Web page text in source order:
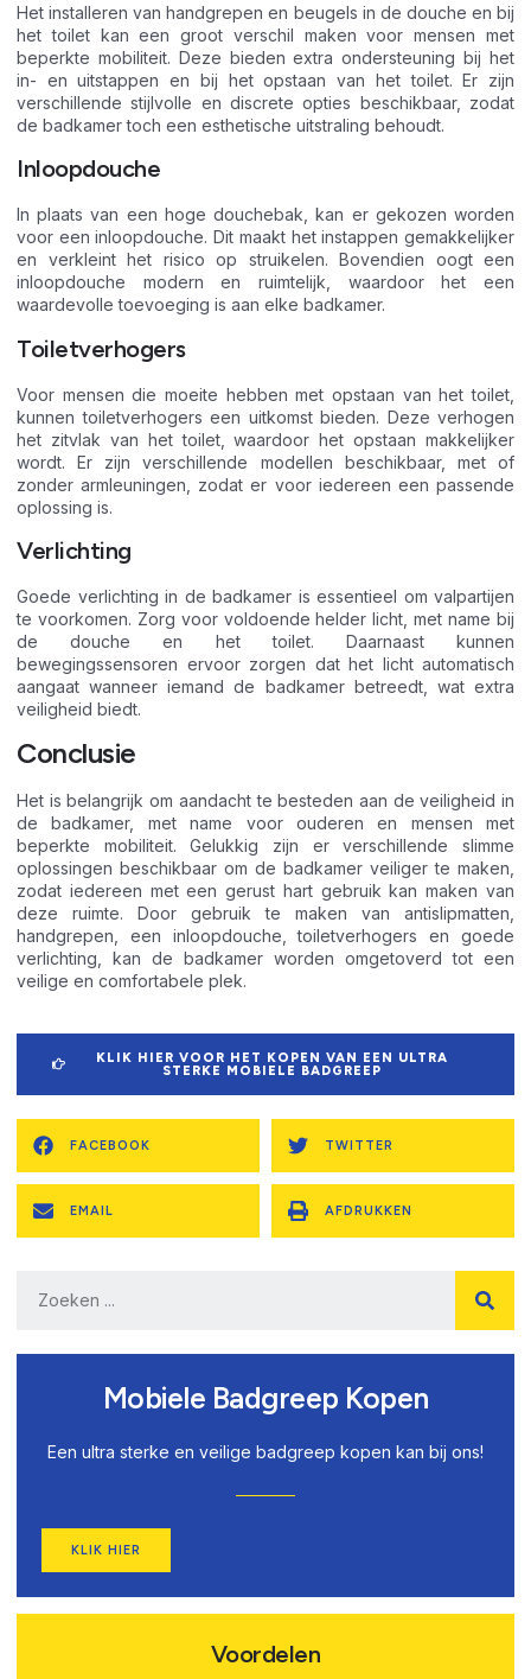
Het installeren van handgrepen en beugels in de douche en bij
het toilet kan een groot verschil maken voor mensen met
beperkte mobiliteit. Deze bieden extra ondersteuning bij het
in- en uitstappen en bij het opstaan van het toilet. Er zijn
verschillende stijlvolle en discrete opties beschikbaar, zodat
de badkamer toch een esthetische uitstraling behoudt.
Inloopdouche
In plaats van een hoge douchebak, kan er gekozen worden
voor een inloopdouche. Dit maakt het instappen gemakkelijker
en verkleint het risico op struikelen. Bovendien oogt een
inloopdouche modern en ruimtelijk, waardoor het een
waardevolle toevoeging is aan elke badkamer.
Toiletverhogers
Voor mensen die moeite hebben met opstaan van het toilet,
kunnen toiletverhogers een uitkomst bieden. Deze verhogen
het zitvlak van het toilet, waardoor het opstaan makkelijker
wordt. Er zijn verschillende modellen beschikbaar, met of
zonder armleuningen, zodat er voor iedereen een passende
oplossing is.
Verlichting
Goede verlichting in de badkamer is essentieel om valpartijen
te voorkomen. Zorg voor voldoende helder licht, met name bij
de douche en het toilet. Daarnaast kunnen
bewegingssensoren ervoor zorgen dat het licht automatisch
aangaat wanneer iemand de badkamer betreedt, wat extra
veiligheid biedt.
Conclusie
Het is belangrijk om aandacht te besteden aan de veiligheid in
de badkamer, met name voor ouderen en mensen met
beperkte mobiliteit. Gelukkig zijn er verschillende slimme
oplossingen beschikbaar om de badkamer veiliger te maken,
zodat iedereen met een gerust hart gebruik kan maken van
deze ruimte. Door gebruik te maken van antislipmatten,
handgrepen, een inloopdouche, toiletverhogers en goede
verlichting, kan de badkamer worden omgetoverd tot een
veilige en comfortabele plek.
KLIK HIER VOOR HET KOPEN VAN EEN ULTRA
STERKE MOBIELE BADGREEP
FACEBOOK TWITTER
EMAIL AFDRUKKEN
Mobiele Badgreep Kopen
Een ultra sterke en veilige badgreep kopen kan bij ons!
KLIK HIER
Voordelen